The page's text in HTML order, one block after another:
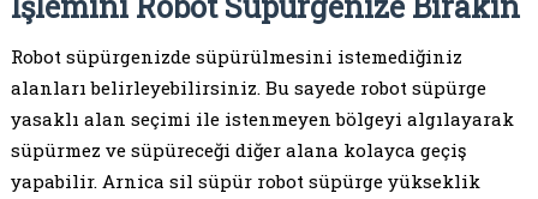
Robot süpürgenizde süpürülmesini istemediğiniz
alanları belirleyebilirsiniz. Bu sayede robot süpürge
yasaklı alan seçimi ile istenmeyen bölgeyi algılayarak
süpürmez ve süpüreceği diğer alana kolayca geçiş
yapabilir. Arnica sil süpür robot süpürge yükseklik